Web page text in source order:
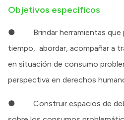
Objetivos específicos
● Brindar herramientas que
tiempo, abordar, acompañar a
en situación de consumo
perspectiva en derechos
● Construir espacios de